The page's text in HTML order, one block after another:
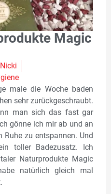
Magic
Nicki
male die Woche baden
sehr zurückgeschraubt.
man sich das fast gar
gönne ich mir ab und an
zu entspannen. Und
toller Badezusatz. Ich
Naturprodukte Magic
natürlich gleich mal